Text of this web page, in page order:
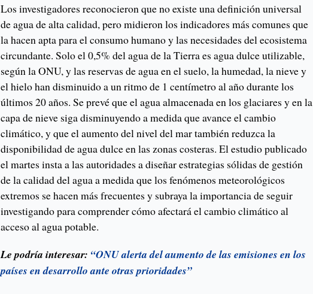
Los investigadores reconocieron que no existe una definición universal
de agua de alta calidad, pero midieron los indicadores más comunes que
la hacen apta para el consumo humano y las necesidades del ecosistema
circundante. Solo el 0,5% del agua de la Tierra es agua dulce utilizable,
según la ONU, y las reservas de agua en el suelo, la humedad, la nieve y
el hielo han disminuido a un ritmo de 1 centímetro al año durante los
últimos 20 años. Se prevé que el agua almacenada en los glaciares y en la
capa de nieve siga disminuyendo a medida que avance el cambio
climático, y que el aumento del nivel del mar también reduzca la
disponibilidad de agua dulce en las zonas costeras. El estudio publicado
el martes insta a las autoridades a diseñar estrategias sólidas de gestión
de la calidad del agua a medida que los fenómenos meteorológicos
extremos se hacen más frecuentes y subraya la importancia de seguir
investigando para comprender cómo afectará el cambio climático al
acceso al agua potable.
Le podría interesar: “ONU alerta del aumento de las emisiones en los
países en desarrollo ante otras prioridades”